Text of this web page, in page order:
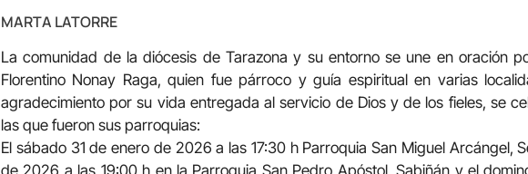
MARTA LATORRE
La comunidad de la diócesis de Tarazona y su entorno se une en oración
Florentino Nonay Raga, quien fue párroco y guía espiritual en varias
agradecimiento por su vida entregada al servicio de Dios y de los fieles, se
las que fueron sus parroquias:
El sábado 31 de enero de 2026 a las 17:30 h Parroquia San Miguel Arcángel,